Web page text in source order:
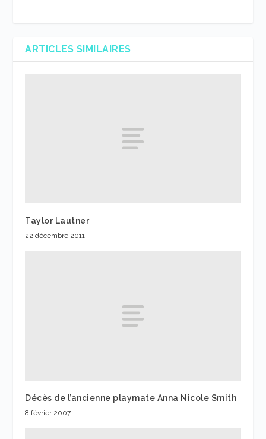
ARTICLES SIMILAIRES
Taylor Lautner
22 décembre 2011
Décès de l’ancienne playmate Anna Nicole Smith
8 février 2007